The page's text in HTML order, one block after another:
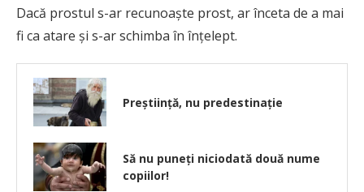
Dacă prostul s-ar recunoaşte prost, ar înceta de a mai
fi ca atare şi s-ar schimba în înţelept.
Preștiință, nu predestinație
Să nu puneți niciodată două nume
copiilor!